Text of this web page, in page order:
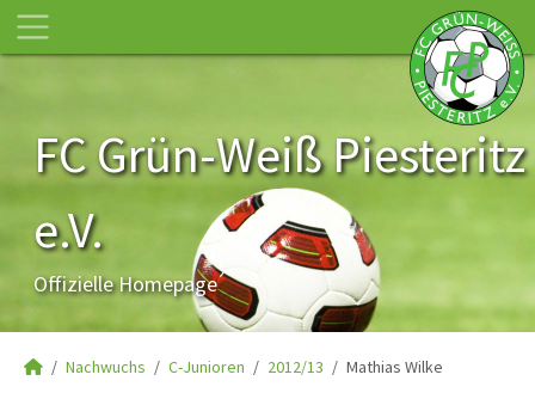
FC Grün-Weiß Piesteritz
e.V.
Offizielle Homepage
Nachwuchs C-Junioren 2012/13 Mathias Wilke